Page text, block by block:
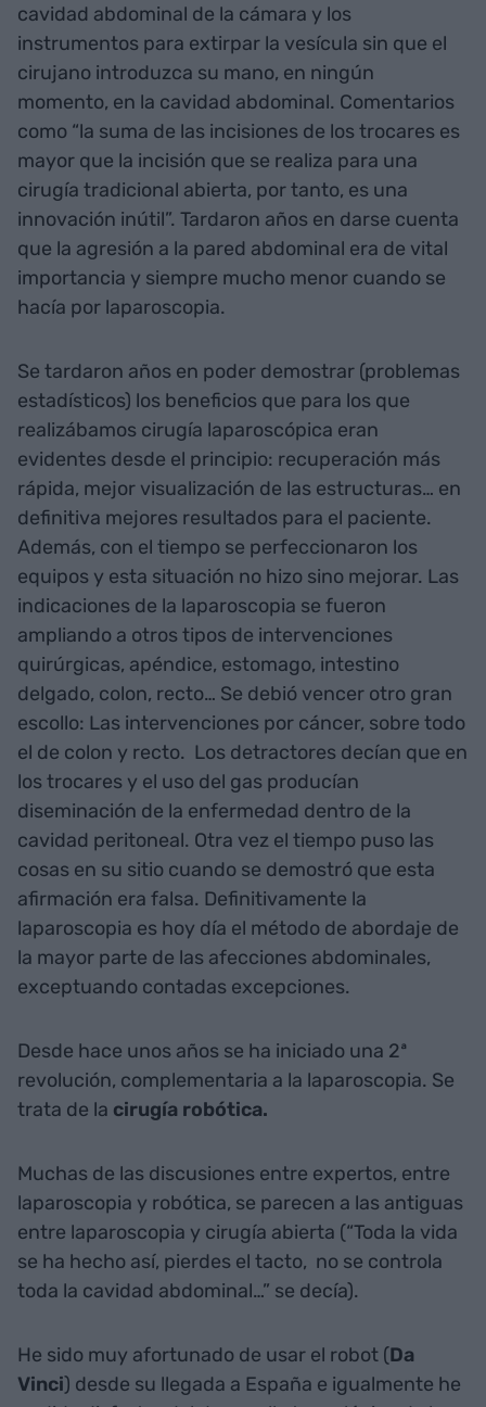
cavidad abdominal de la cámara y los
instrumentos para extirpar la vesícula sin que el
cirujano introduzca su mano, en ningún
momento, en la cavidad abdominal. Comentarios
como “la suma de las incisiones de los trocares es
mayor que la incisión que se realiza para una
cirugía tradicional abierta, por tanto, es una
innovación inútil”. Tardaron años en darse cuenta
que la agresión a la pared abdominal era de vital
importancia y siempre mucho menor cuando se
hacía por laparoscopia.
Se tardaron años en poder demostrar (problemas
estadísticos) los beneficios que para los que
realizábamos cirugía laparoscópica eran
evidentes desde el principio: recuperación más
rápida, mejor visualización de las estructuras… en
definitiva mejores resultados para el paciente.
Además, con el tiempo se perfeccionaron los
equipos y esta situación no hizo sino mejorar. Las
indicaciones de la laparoscopia se fueron
ampliando a otros tipos de intervenciones
quirúrgicas, apéndice, estomago, intestino
delgado, colon, recto… Se debió vencer otro gran
escollo: Las intervenciones por cáncer, sobre todo
el de colon y recto. Los detractores decían que en
los trocares y el uso del gas producían
diseminación de la enfermedad dentro de la
cavidad peritoneal. Otra vez el tiempo puso las
cosas en su sitio cuando se demostró que esta
afirmación era falsa. Definitivamente la
laparoscopia es hoy día el método de abordaje de
la mayor parte de las afecciones abdominales,
exceptuando contadas excepciones.
Desde hace unos años se ha iniciado una 2ª
revolución, complementaria a la laparoscopia. Se
trata de la cirugía robótica.
Muchas de las discusiones entre expertos, entre
laparoscopia y robótica, se parecen a las antiguas
entre laparoscopia y cirugía abierta (“Toda la vida
se ha hecho así, pierdes el tacto, no se controla
toda la cavidad abdominal…” se decía).
He sido muy afortunado de usar el robot (Da
Vinci) desde su llegada a España e igualmente he